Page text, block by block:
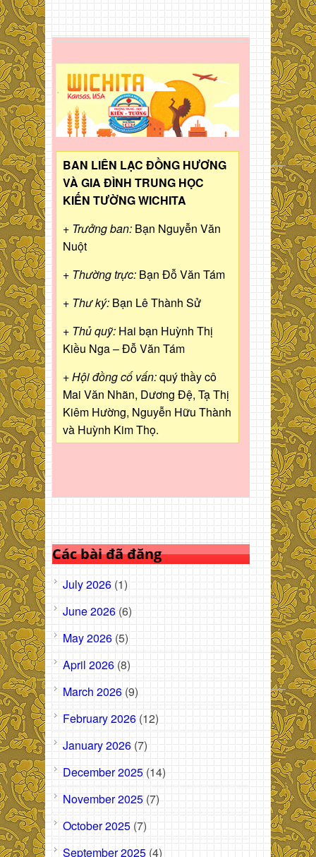
BAN LIÊN LẠC ĐỒNG HƯƠNG
VÀ GIA ĐÌNH TRUNG HỌC
KIẾN TƯỜNG WICHITA
+ Trưởng ban: Bạn Nguyễn Văn
Nuột
+ Thường trực: Bạn Đỗ Văn Tám
+ Thư ký: Bạn Lê Thành Sử
+ Thủ quỹ: Hai bạn Huỳnh Thị
Kiều Nga – Đỗ Văn Tám
+ Hội đồng cố vấn:quý thầy cô
Mai Văn Nhãn, Dương Đệ, Tạ Thị
Kiêm Hường, Nguyễn Hữu Thành
và Huỳnh Kim Thọ.
Các bài đã đăng
July 2026 (1)
June 2026 (6)
May 2026 (5)
April 2026 (8)
March 2026 (9)
February 2026 (12)
January 2026 (7)
December 2025 (14)
November 2025 (7)
October 2025 (7)
September 2025 (4)